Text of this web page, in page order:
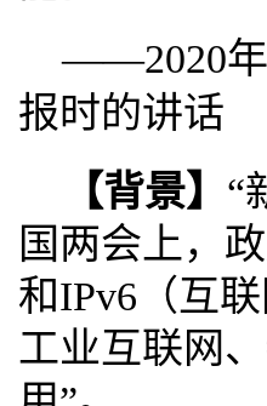
——2020年
报时的讲话
【背景】 “
国两会上，
和IPv6（互
工业互联网